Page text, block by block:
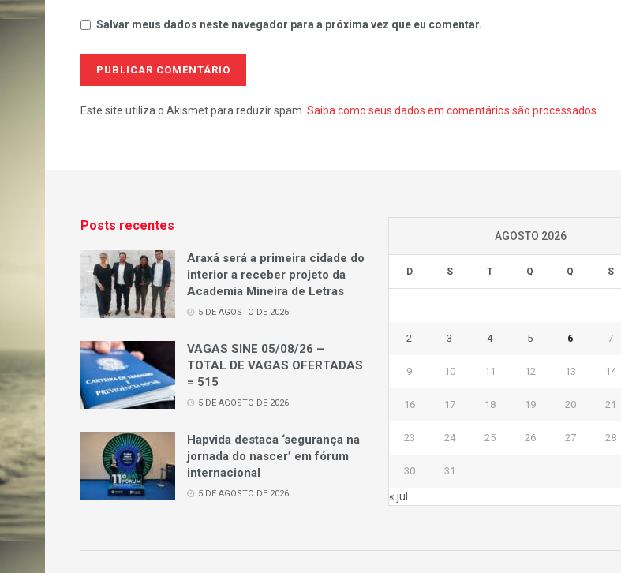
Salvar meus dados neste navegador para a próxima vez que eu comentar.
Este site utiliza o Akismet para reduzir spam. Saiba como seus dados em comentários são processados
Posts recentes
Araxá será a primeira cidade do
interior a receber projeto da
Academia Mineira de Letras
5 DE AGOSTO DE 2026
VAGAS SINE 05/08/26 –
TOTAL DE VAGAS OFERTADAS
= 515
5 DE AGOSTO DE 2026
Hapvida destaca ‘segurança na
jornada do nascer’ em fórum
internacional
5 DE AGOSTO DE 2026
AGOSTO 2026
D S T Q Q S
2 3 4 5 6 7
9 10 11 12 13 14
16 17 18 19 20 21
23 24 25 26 27 28
30 31
« jul